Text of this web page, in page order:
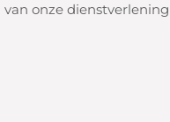
onze